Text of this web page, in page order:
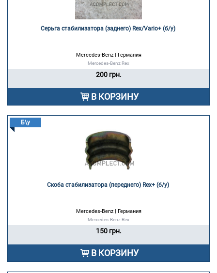
Серьга стабилизатора (заднего) Rex/Vario+ (б/у)
Mercedes-Benz | Германия
Mercedes-Benz Rex
200 грн.
В КОРЗИНУ
Б\у
Скоба стабилизатора (переднего) Rex+ (б/у)
Mercedes-Benz | Германия
Mercedes-Benz Rex
150 грн.
В КОРЗИНУ